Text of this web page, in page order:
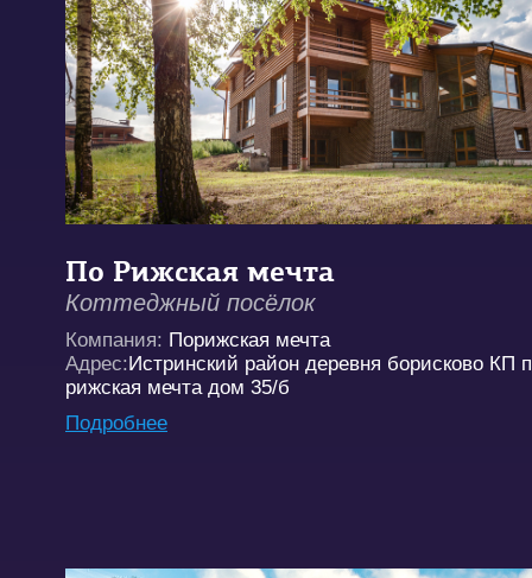
По Рижская мечта
Коттеджный посёлок
Компания: Порижская мечта
Адрес:Истринский район деревня борисково КП
рижская мечта дом 35/б
Подробнее